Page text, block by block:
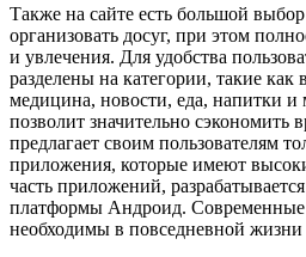
Также на сайте есть большой
организовать досуг, при этом
и увлечения. Для удобства
разделены на категории, такие
медицина, новости, еда, напитки и
позволит значительно сэкономить
предлагает своим пользователям
приложения, которые имеют
часть приложений,
платформы Андроид.
необходимы в повседневной жизни